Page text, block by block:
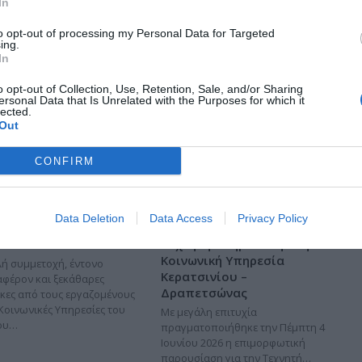
opt-out of processing my Personal Data for Targeted
opt-out of Collection, Use, Retention, Sale, and/or Sharing
Data that Is Unrelated with the Purposes for which it
CONFIRM
Data Deletion Data Access Privacy Policy
στην Τεχνητή
συμμετοχή, έντονο
και ξεκάθαρες
από τους εργαζομένους
Υπηρεσίες του
Επιμορφωτική
παρουσίαση για την
Κοινωνική Υπηρεσία
Κερατσινίου –
Δραπετσώνας
Με μεγάλη επιτυχία
πραγματοποιήθηκε την Πέμπτη 4
Ιουνίου 2026 η επιμορφωτική
παρουσίαση για την Τεχνητή…